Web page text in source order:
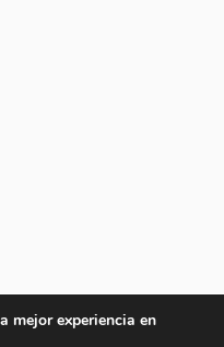
mejor experiencia en